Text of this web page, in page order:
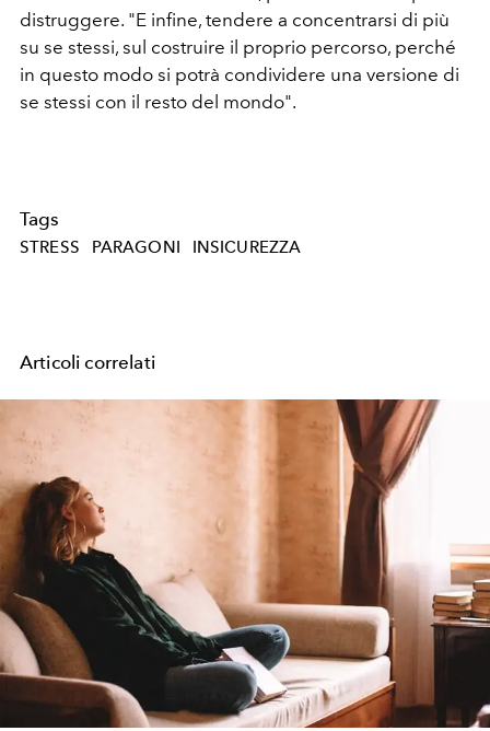
distruggere. "E infine, tendere a concentrarsi di più
su se stessi, sul costruire il proprio percorso, perché
in questo modo si potrà condividere una versione di
se stessi con il resto del mondo".
Tags
STRESS PARAGONI INSICUREZZA
Articoli correlati